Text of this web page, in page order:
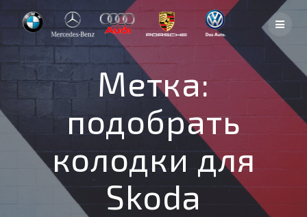
to
content
Метка:
подобрать
колодки для
Skoda